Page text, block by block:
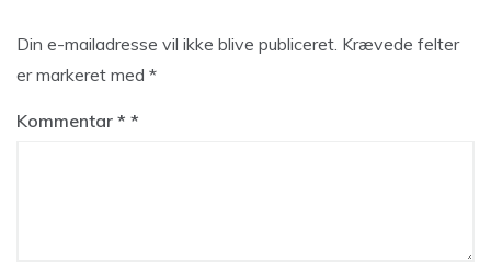
Din e-mailadresse vil ikke blive publiceret. Krævede felter
er markeret med *
Kommentar *